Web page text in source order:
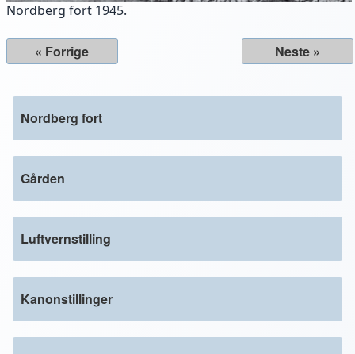
Nordberg fort
Gården
Luftvernstilling
Kanonstillinger
Nordberg fort 1945.
« Forrige Neste »